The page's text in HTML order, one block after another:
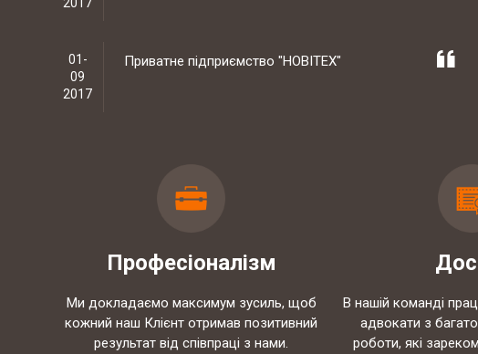
2017
02-
08
2017
ТОВ "АЛЬФА-КОМ ЛТД"
ТОВ "ЮБТ ГРУП"
Професіоналізм
Ми докладаємо максимум зусиль, щоб
кожний наш Клієнт отримав позитивний
результат від співпраці з нами.
В нашій команді
адвокати з
роботи, які